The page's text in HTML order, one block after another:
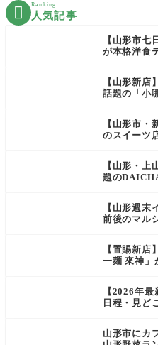
 Ranking
人気記事
【山形市七
が本格洋食
【山形新
話題の「小
【山形市・
のスイーツ
【山形・
題の
【山形週
前後のマル
【置賜新
一麺 來神」
【2026年
日程・見ど
山形市にカ